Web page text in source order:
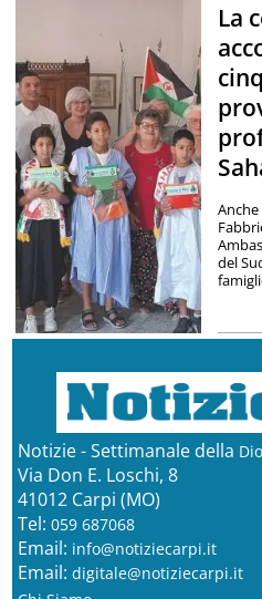
La
Anche
del
Notizie - Settimanale della
Via Don E. Loschi, 8
41012 Carpi (MO)
Tel: 059 687068
Email: info@notiziecarpi.it
Email: digitale@notiziecarpi.it